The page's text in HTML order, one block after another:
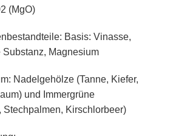
(MgO)
Basis: Vinasse,
Magnesium
Nadelgehölze (Tanne, Kiefer,
und Immergrüne
Stechpalmen, Kirschlorbeer)